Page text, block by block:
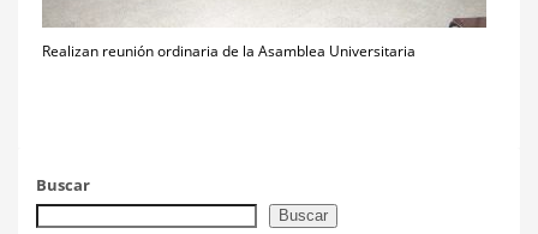
Realizan reunión ordinaria de la Asamblea Universitaria
Buscar
Buscar